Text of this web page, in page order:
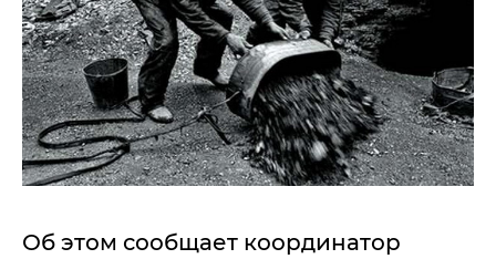
Об этом сообщает координатор